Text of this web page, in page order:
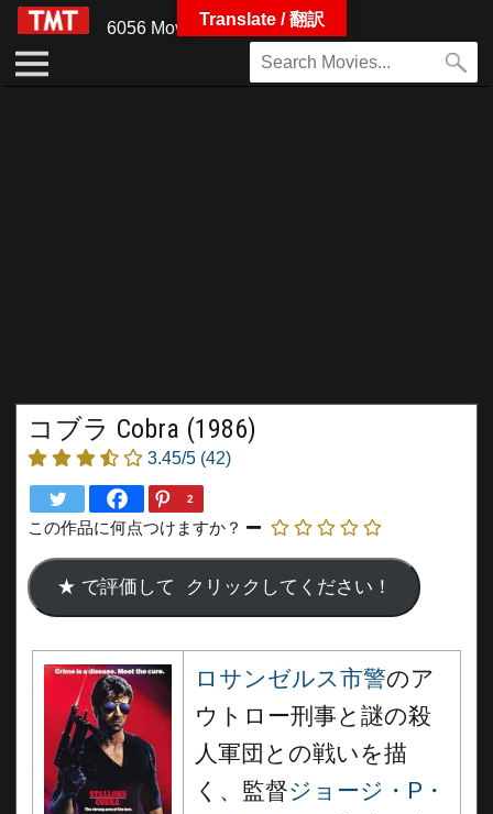
6056 Movies
コブラ Cobra (1986)
3.45/5 (42)
2
この作品に何点つけますか？
ロサンゼルス市警のア
ウトロー刑事と謎の殺
人軍団との戦いを描
く、監督ジョージ・P・
Translate / 翻訳